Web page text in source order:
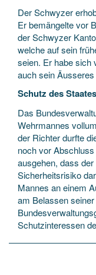
Der Schwyzer
Er bemängelte vor
der Schwyzer
welche auf sein
seien. Er habe sich
auch sein
Schutz des
Das
Wehrmannes
der Richter durfte
noch vor
ausgehen, dass
Sicherheitsrisiko
Mannes an einem
am Belassen
Schutzinteressen